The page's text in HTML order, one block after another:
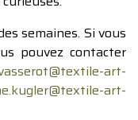
semaines. Si vous
pouvez contacter
art-
art-